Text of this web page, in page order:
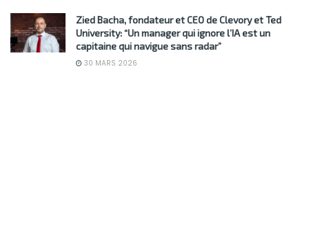
Zied Bacha, fondateur et CEO de Clevory et Ted
University: “Un manager qui ignore l’IA est un
capitaine qui navigue sans radar”
30 MARS 2026